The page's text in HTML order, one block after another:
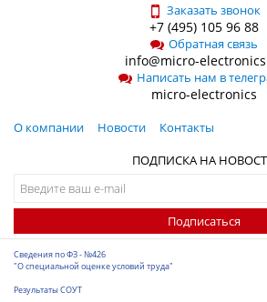
Заказать звонок
+7 (495) 105 96 88
Обратная связь
info@micro-
Написать нам в
micro-electronics
О компании Новости
Контакты
ПОДПИСКА НА
Подписаться
Сведения по ФЗ - №426
"О специальной оценке условий труда"
Результаты СОУТ